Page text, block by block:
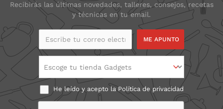
Recibirás las últimas novedades, talleres, consejos, recetas
y técnicas en tu email.
Escribe tu correo
Escoge tu tienda Gadgets
He leído y acepto laPolítica de privacidad